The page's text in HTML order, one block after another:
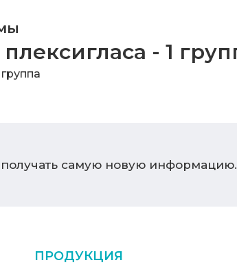
- 1
самую новую информацию.
ПРОДУКЦИЯ